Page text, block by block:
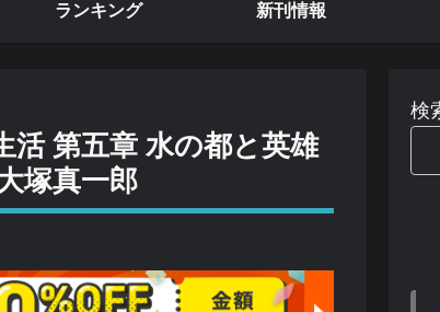
ランキング 新刊情報
活 第五章 水の都と英雄
塚真一郎
検